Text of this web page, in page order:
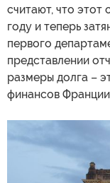
считают, что этот
году и теперь
первого
представлении
размеры долга –
финансов